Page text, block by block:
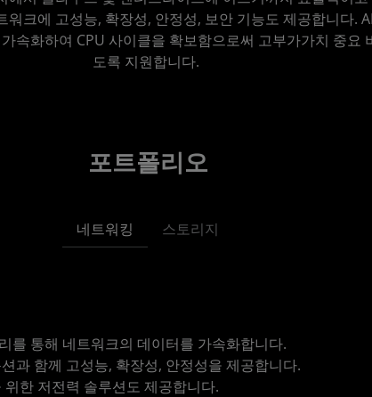
크에 고성능, 확장성, 안정성, 보안 기능도 제공합니다.
속화하여 CPU 사이클을 확보함으로써 고부가가치 중요
도록 지원합니다.
포트폴리오
네트워킹 스토리지
를 통해 네트워크의 데이터를 가속화합니다.
과 함께 고성능, 확장성, 안정성을 제공합니다.
한 저전력 솔루션도 제공합니다.